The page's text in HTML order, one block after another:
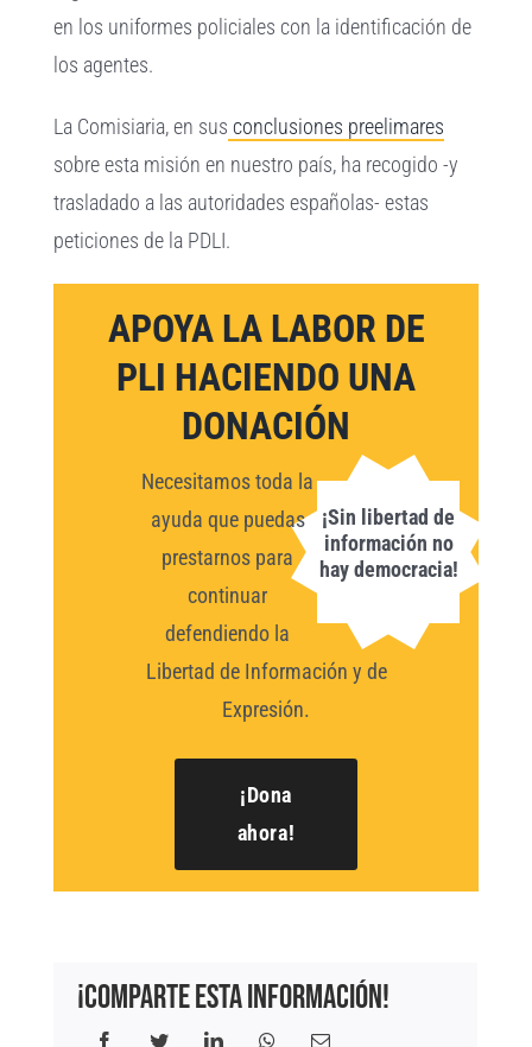
en los uniformes policiales con la identificación de
los agentes.
La Comisiaria, en sus conclusiones preelimares
sobre esta misión en nuestro país, ha recogido -y
trasladado a las autoridades españolas- estas
peticiones de la PDLI.
APOYA LA LABOR DE
PLI HACIENDO UNA
DONACIÓN
¡Sin libertad de
información no
hay democracia!
Necesitamos toda la
ayuda que puedas
prestarnos para
continuar
defendiendo la
Libertad de Información y de
Expresión.
¡Dona
ahora!
¡Comparte esta información!
FacebookTwitterLinkedInWhatsAppCorreo